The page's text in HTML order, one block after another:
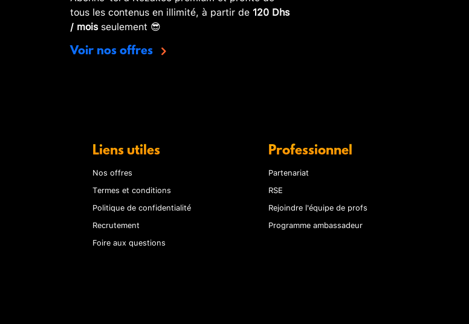
tous les contenus en illimité, à partir de 120 Dhs
/ moisseulement 😎
Voir nos offres
Liens utiles
Nos offres
Termes et conditions
Politique de confidentialité
Recrutement
Foire aux questions
Professionnel
Partenariat
RSE
Rejoindre l'équipe de profs
Programme ambassadeur